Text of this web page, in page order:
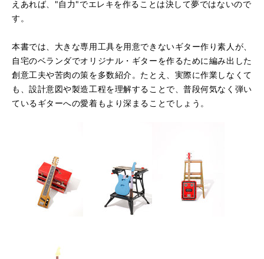
えあれば、"自力"でエレキを作ることは決して夢ではないので
す。
本書では、大きな専用工具を用意できないギター作り素人が、
自宅のベランダでオリジナル・ギターを作るために編み出した
創意工夫や苦肉の策を多数紹介。たとえ、実際に作業しなくて
も、設計意図や製造工程を理解することで、普段何気なく弾い
ているギターへの愛着もより深まることでしょう。